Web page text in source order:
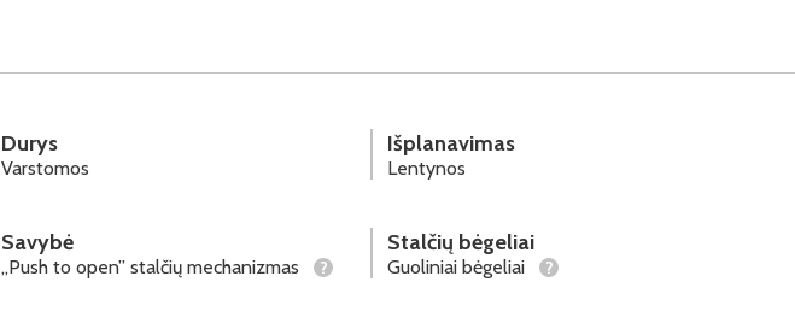
Durys
Varstomos
Išplanavimas
Lentynos
Savybė
„Push to open” stalčių mechanizmas ?
Stalčių bėgeliai
Guoliniai bėgeliai ?